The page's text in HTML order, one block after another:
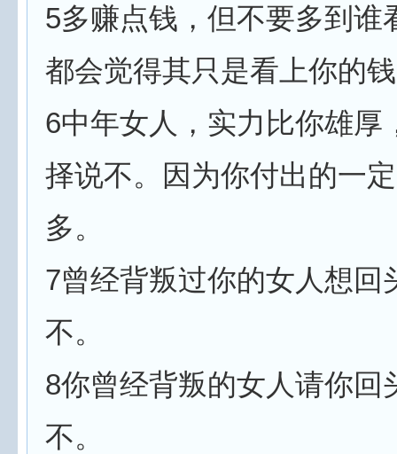
5多赚点钱，但不要多到谁
都会觉得其只是看上你的
6中年女人，实力比你雄厚
择说不。因为你付出的一
多。
7曾经背叛过你的女人想回
不。
8你曾经背叛的女人请你回
不。